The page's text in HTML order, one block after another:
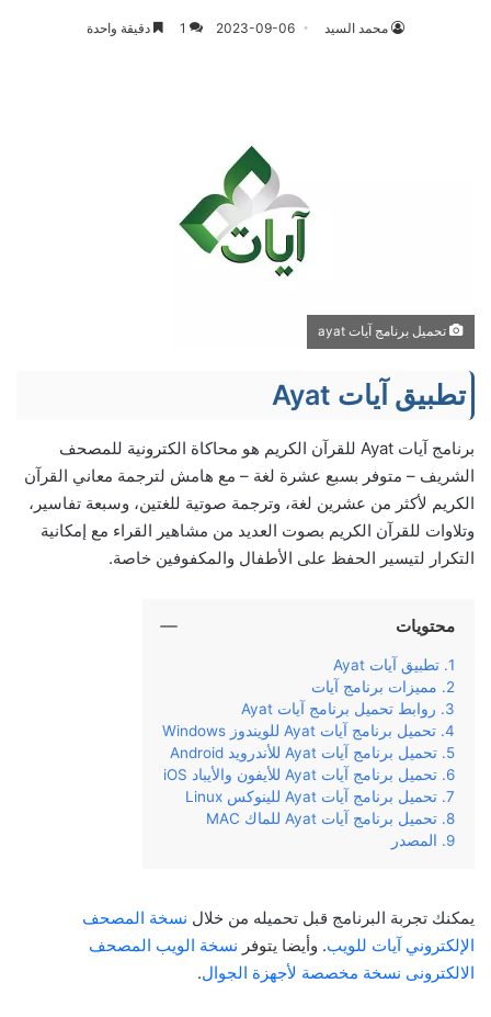
محمد السيد 2023-09-06
1 دقيقة واحدة
تحميل برنامج آيات ayat
تطبيق آيات Ayat
برنامج آيات Ayat للقرآن الكريم هو محاكاة الكترونية للمصحف
الشريف – متوفر بسبع عشرة لغة – مع هامش لترجمة معاني القرآن
الكريم لأكثر من عشرين لغة، وترجمة صوتية للغتين، وسبعة تفاسير،
وتلاوات للقرآن الكريم بصوت العديد من مشاهير القراء مع إمكانية
التكرار لتيسير الحفظ على الأطفال والمكفوفين خاصة.
محتويات
تطبيق آيات Ayat
مميزات برنامج آيات
روابط تحميل برنامج آيات Ayat
تحميل برنامج آيات Ayat للويندوز Windows
تحميل برنامج آيات Ayat للأندرويد Android
تحميل برنامج آيات Ayat للأيفون والأيباد iOS
تحميل برنامج آيات Ayat للينوكس Linux
تحميل برنامج آيات Ayat للماك MAC
المصدر
يمكنك تجربة البرنامج قبل تحميله من خلال نسخة المصحف
الإلكتروني آيات للويب. وأيضا يتوفر نسخة الويب المصحف
الالكترونى نسخة مخصصة لأجهزة الجوال.